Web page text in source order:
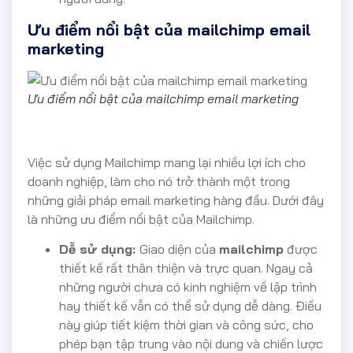
Ưu điểm nổi bật của mailchimp email
marketing
Ưu điểm nổi bật của mailchimp email marketing
Việc sử dụng Mailchimp mang lại nhiều lợi ích cho
doanh nghiệp, làm cho nó trở thành một trong
những giải pháp email marketing hàng đầu. Dưới đây
là những ưu điểm nổi bật của Mailchimp.
Dễ sử dụng: Giao diện của mailchimp được
thiết kế rất thân thiện và trực quan. Ngay cả
những người chưa có kinh nghiệm về lập trình
hay thiết kế vẫn có thể sử dụng dễ dàng. Điều
này giúp tiết kiệm thời gian và công sức, cho
phép bạn tập trung vào nội dung và chiến lược